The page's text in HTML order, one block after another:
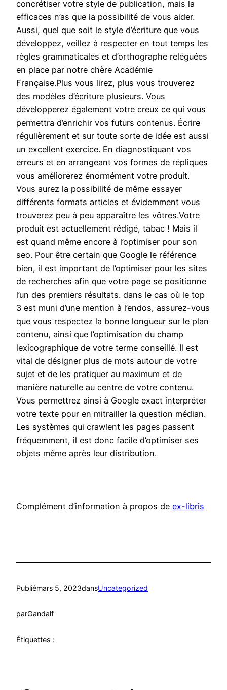
concrétiser votre style de publication, mais la
efficaces n’as que la possibilité de vous aider.
Aussi, quel que soit le style d’écriture que vous
développez, veillez à respecter en tout temps les
règles grammaticales et d’orthographe reléguées
en place par notre chère Académie
Française.Plus vous lirez, plus vous trouverez
des modèles d’écriture plusieurs. Vous
développerez également votre creux ce qui vous
permettra d’enrichir vos futurs contenus. Écrire
régulièrement et sur toute sorte de idée est aussi
un excellent exercice. En diagnostiquant vos
erreurs et en arrangeant vos formes de répliques
vous améliorerez énormément votre produit.
Vous aurez la possibilité de même essayer
différents formats articles et évidemment vous
trouverez peu à peu apparaître les vôtres.Votre
produit est actuellement rédigé, tabac ! Mais il
est quand même encore à l’optimiser pour son
seo. Pour être certain que Google le référence
bien, il est important de l’optimiser pour les sites
de recherches afin que votre page se positionne
l’un des premiers résultats. dans le cas où le top
3 est muni d’une mention à l’endos, assurez-vous
que vous respectez la bonne longueur sur le plan
contenu, ainsi que l’optimisation du champ
lexicographique de votre terme conseillé. Il est
vital de désigner plus de mots autour de votre
sujet et de les pratiquer au maximum et de
manière naturelle au centre de votre contenu.
Vous permettrez ainsi à Google exact interpréter
votre texte pour en mitrailler la question médian.
Les systèmes qui crawlent les pages passent
fréquemment, il est donc facile d’optimiser ses
objets même après leur distribution.
Complément d’information à propos de ex-libris
Publiémars 5, 2023dansUncategorized
parGandalf
Étiquettes :